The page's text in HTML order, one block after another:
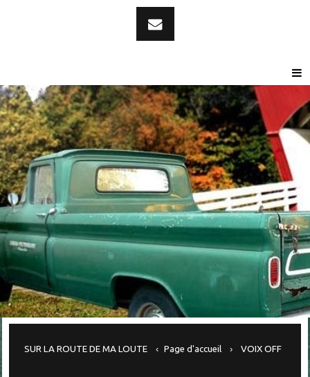
SUR LA ROUTE DE MA LOUTE Page d'accueil VOIX OFF